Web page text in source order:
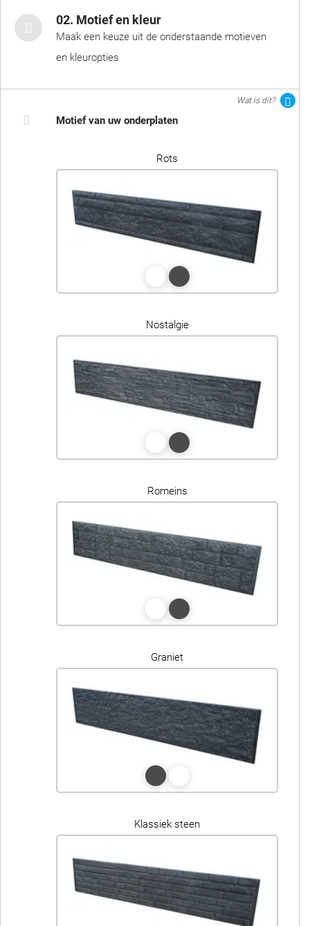
02. Motief en kleur
Maak een keuze uit de onderstaande motieven
en kleuropties
Wat is dit?
Motief van uw onderplaten
Rots
Nostalgie
Romeins
Graniet
Klassiek steen